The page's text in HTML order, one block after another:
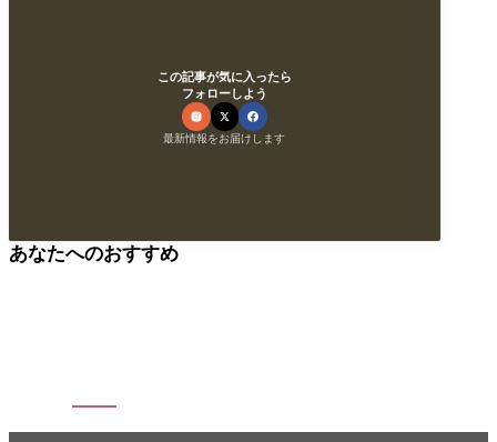
この記事が気に入ったら
フォローしよう
最新情報をお届けします
あなたへのおすすめ